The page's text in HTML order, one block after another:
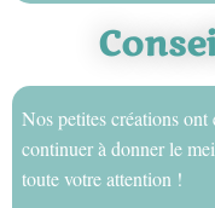
Nos petites créations
continuer à donner le
toute votre attention !